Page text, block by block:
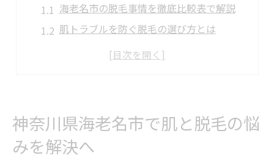
海老名市の脱毛事情を徹底比較表で解説
肌トラブルを防ぐ脱毛の選び方とは
脱毛経験者が語る肌悩み解消のポイント
脱毛後の肌ケア方法を比較表で紹介
敏感肌にも安心な脱毛後の対策
神奈川県海老名市で肌と脱毛の悩
みを解決へ